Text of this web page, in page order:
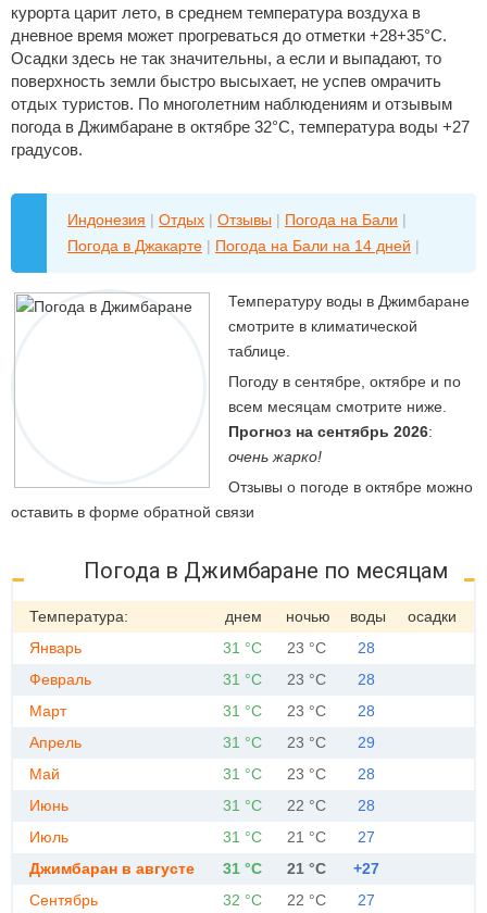
курорта царит лето, в среднем температура воздуха в
дневное время может прогреваться до отметки +28+35°С.
Осадки здесь не так значительны, а если и выпадают, то
поверхность земли быстро высыхает, не успев омрачить
отдых туристов. По многолетним наблюдениям и отзывым
погода в Джимбаране в октябре 32°C, температура воды +27
градусов.
Индонезия | Отдых | Отзывы | Погода на Бали |
Погода в Джакарте | Погода на Бали на 14 дней |
Температуру воды в Джимбаране
смотрите в климатической
таблице.
Погоду в сентябре, октябре и по
всем месяцам смотрите ниже.
Прогноз на сентябрь 2026:
очень жарко!
Отзывы о погоде в октябре можно
оставить в форме обратной связи
Погода в Джимбаране по месяцам
Температура: днем ночью воды
осадки
Январь
31 °C 23 °C
28
Февраль
31 °C 23 °C
28
Март
31 °C 23 °C
28
Апрель
31 °C 23 °C
29
Май
31 °C 23 °C
28
Июнь
31 °C 22 °C
28
Июль
31 °C 21 °C
27
Джимбаран в августе
31 °C 21 °C
+27
Сентябрь
32 °C 22 °C 27